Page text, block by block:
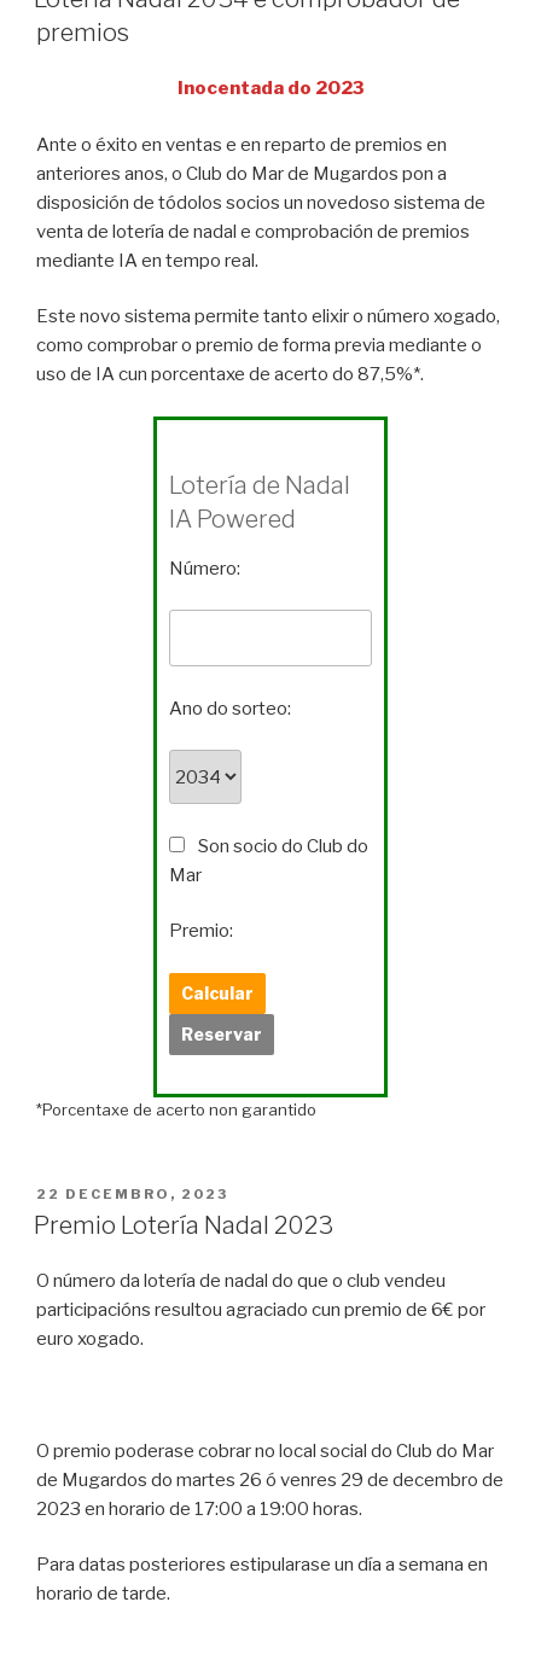
premios
Inocentada do 2023
Ante o éxito en ventas e en reparto de premios en
anteriores anos, o Club do Mar de Mugardos pon a
disposición de tódolos socios un novedoso sistema de
venta de lotería de nadal e comprobación de premios
mediante IA en tempo real.
Este novo sistema permite tanto elixir o número xogado,
como comprobar o premio de forma previa mediante o
uso de IA cun porcentaxe de acerto do 87,5%*.
Lotería de Nadal
IA Powered
Número:
Ano do sorteo:
Son socio do Club do
Mar
Premio:
*Porcentaxe de acerto non garantido
POSTED
ON
22 DECEMBRO, 2023
Premio Lotería Nadal 2023
O número da lotería de nadal do que o club vendeu
participacións resultou agraciado cun premio de 6€ por
euro xogado.
O premio poderase cobrar no local social do Club do Mar
de Mugardos do martes 26 ó venres 29 de decembro de
2023 en horario de 17:00 a 19:00 horas.
Para datas posteriores estipularase un día a semana en
horario de tarde.